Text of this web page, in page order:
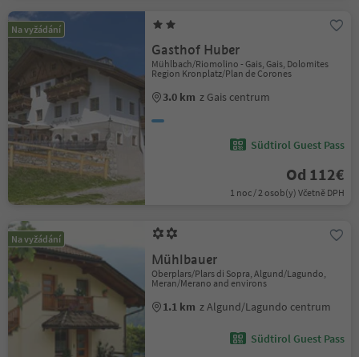
Na vyžádání
Gasthof Huber
Mühlbach/Riomolino - Gais, Gais, Dolomites
Region Kronplatz/Plan de Corones
3.0 km z Gais centrum
Südtirol Guest Pass
Od 112€
1 noc / 2 osob(y) Včetně DPH
Na vyžádání
Mühlbauer
Oberplars/Plars di Sopra, Algund/Lagundo,
Meran/Merano and environs
1.1 km z Algund/Lagundo centrum
Südtirol Guest Pass